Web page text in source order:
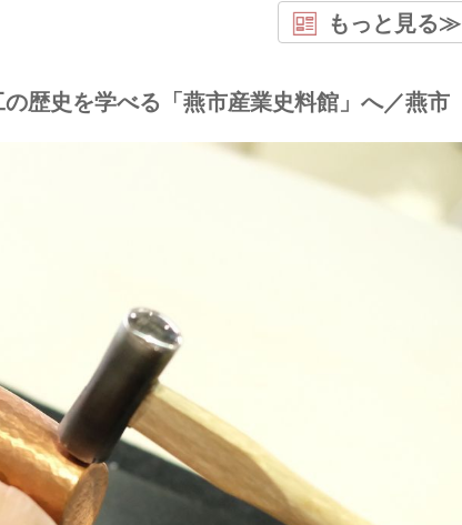
もっと見る≫
歴史を学べる「燕市産業史料館」へ／燕市